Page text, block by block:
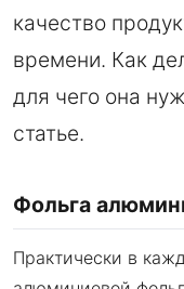
качество
времени. Как
для чего она
статье.
Фольга
Практически в